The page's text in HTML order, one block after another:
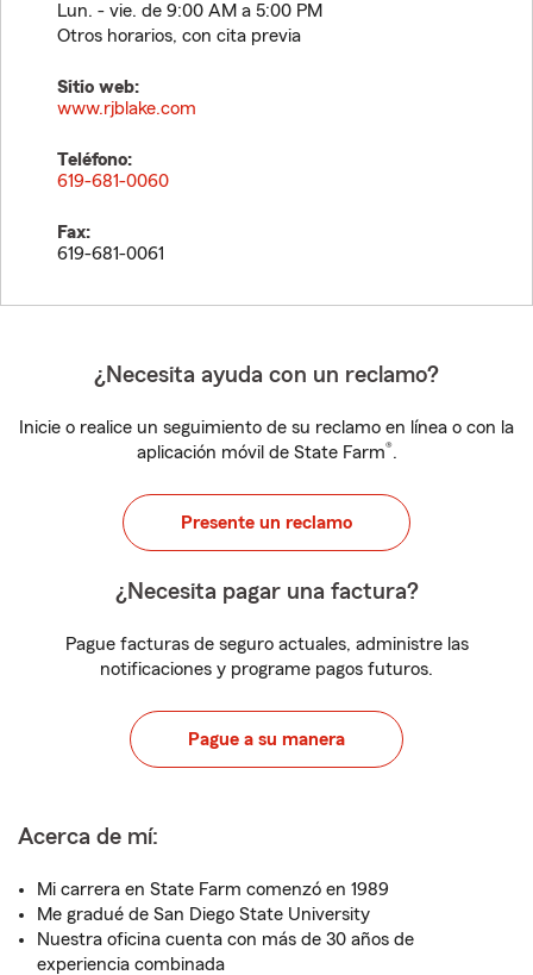
Lun. - vie. de 9:00 AM a 5:00 PM
Otros horarios, con cita previa
Sitio web:
www.rjblake.com
Teléfono:
619-681-0060
Fax:
619-681-0061
¿Necesita ayuda con un reclamo?
Inicie o realice un seguimiento de su reclamo en línea o con la
aplicación móvil de State Farm®.
Presente un reclamo
¿Necesita pagar una factura?
Pague facturas de seguro actuales, administre las
notificaciones y programe pagos futuros.
Pague a su manera
Acerca de mí:
Mi carrera en State Farm comenzó en 1989
Me gradué de San Diego State University
Nuestra oficina cuenta con más de 30 años de
experiencia combinada